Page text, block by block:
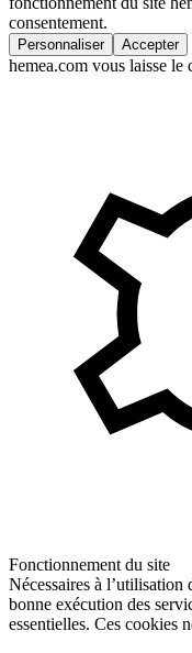
consentement.
Personnaliser Accepter
hemea.com vous laisse le
Fonctionnement du site
Nécessaires à l’utilisation
bonne exécution des
essentielles. Ces cookies